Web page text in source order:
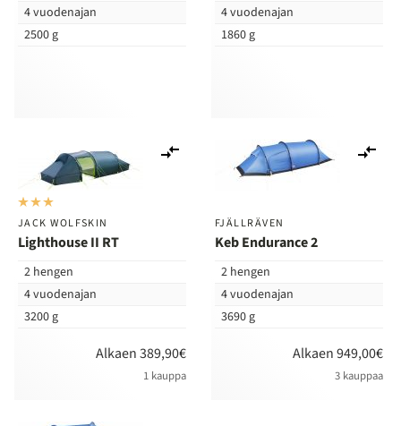
4 vuodenajan
2500 g
4 vuodenajan
1860 g
JACK WOLFSKIN
Lighthouse II RT
2 hengen
4 vuodenajan
3200 g
Alkaen 389,90€
1 kauppa
vertailuun
FJÄLLRÄVEN
Keb Endurance 2
2 hengen
4 vuodenajan
3690 g
Alkaen 949,00€
3 kauppaa